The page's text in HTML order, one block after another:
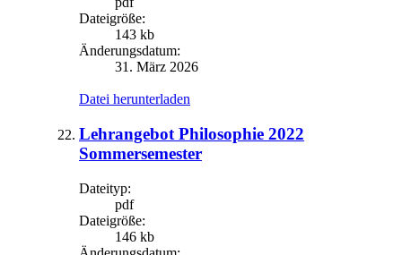
Dateigröße:
143 kb
Änderungsdatum:
31. März 2026
Datei herunterladen
Lehrangebot Philosophie 2022
Sommersemester
Dateityp:
pdf
Dateigröße:
146 kb